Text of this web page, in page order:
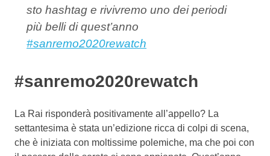
sto hashtag e rivivremo uno dei periodi
più belli di quest’anno
#sanremo2020rewatch
#sanremo2020rewatch
La Rai risponderà positivamente all’appello? La
settantesima è stata un’edizione ricca di colpi di scena,
che è iniziata con moltissime polemiche, ma che poi con